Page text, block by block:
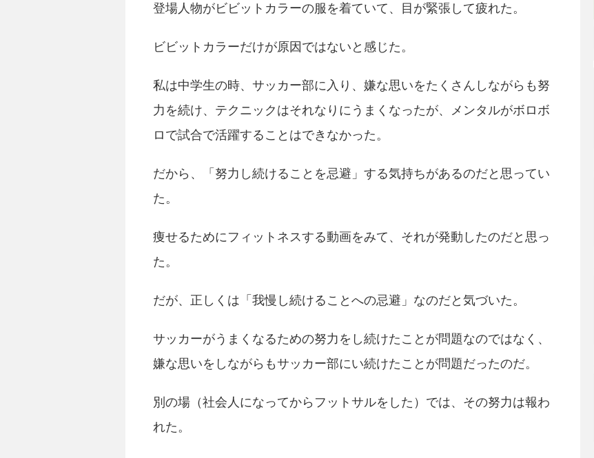
登場人物がビビットカラーの服を着ていて、目が緊張して疲れた。
ビビットカラーだけが原因ではないと感じた。
私は中学生の時、サッカー部に入り、嫌な思いをたくさんしながらも努
力を続け、テクニックはそれなりにうまくなったが、メンタルがボロボ
ロで試合で活躍することはできなかった。
だから、「努力し続けることを忌避」する気持ちがあるのだと思ってい
た。
痩せるためにフィットネスする動画をみて、それが発動したのだと思っ
た。
だが、正しくは「我慢し続けることへの忌避」なのだと気づいた。
サッカーがうまくなるための努力をし続けたことが問題なのではなく、
嫌な思いをしながらもサッカー部にい続けたことが問題だったのだ。
別の場（社会人になってからフットサルをした）では、その努力は報わ
れた。